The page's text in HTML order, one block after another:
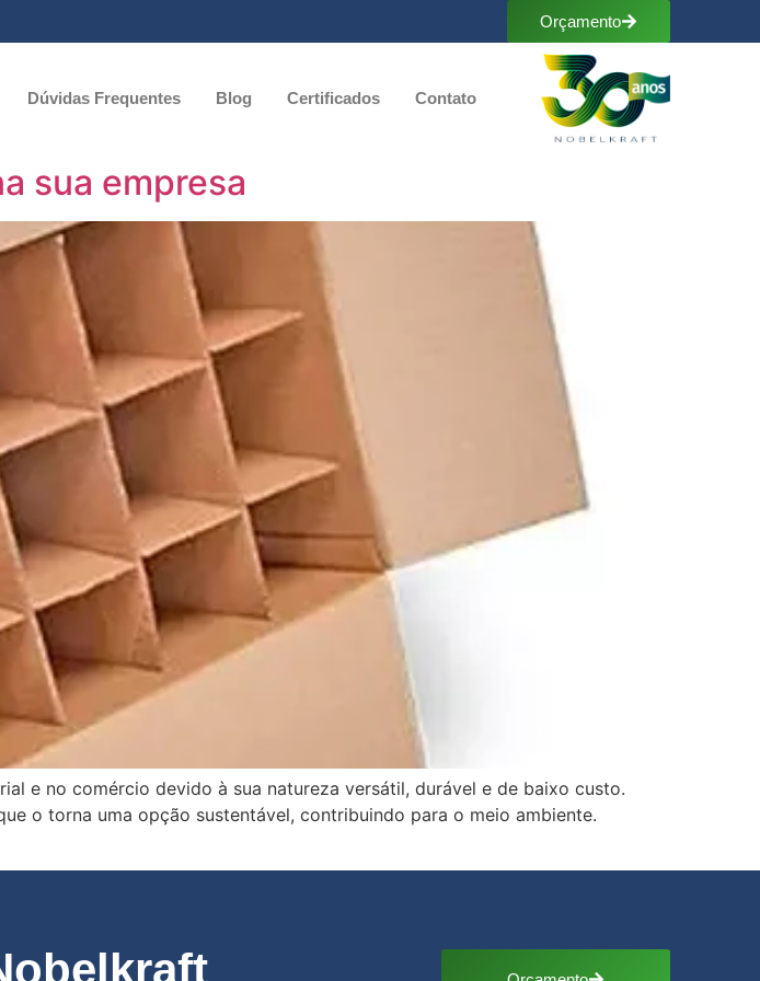
Orçamento
Dúvidas Frequentes Blog Certificados Contato
sua empresa
e no comércio devido à sua natureza versátil, durável e de baixo custo.
o torna uma opção sustentável, contribuindo para o meio ambiente.